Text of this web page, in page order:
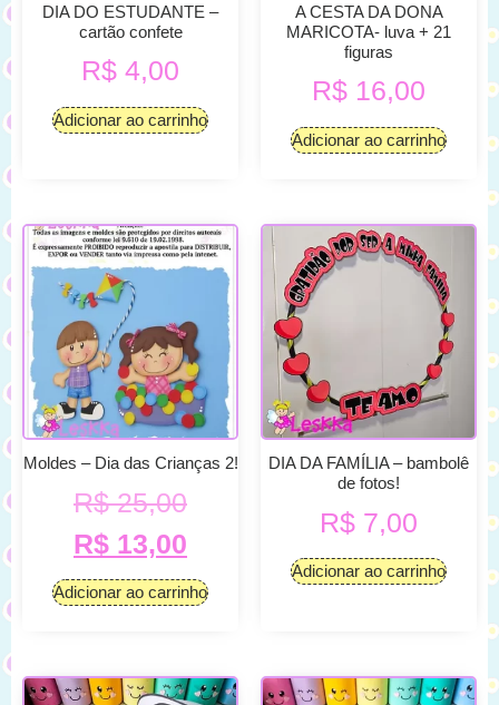
DIA DO ESTUDANTE –
cartão confete
R$ 4,00
Adicionar ao carrinho
A CESTA DA DONA
MARICOTA- luva + 21
figuras
R$ 16,00
Adicionar ao carrinho
Moldes – Dia das Crianças 2!
R$25,00
R$ 13,00
Adicionar ao carrinho
DIA DA FAMÍLIA – bambolê
de fotos!
R$ 7,00
Adicionar ao carrinho